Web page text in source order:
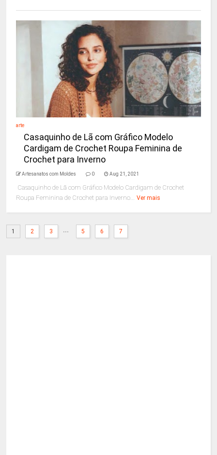
arte
Casaquinho de Lã com Gráfico Modelo
Cardigam de Crochet Roupa Feminina de
Crochet para Inverno
Artesanatos com Moldes 0 Aug 21, 2021
Casaquinho de Lã com Gráfico Modelo Cardigam de Crochet
Roupa Feminina de Crochet para Inverno... Ver mais
1 2 3 ... 5 6 7